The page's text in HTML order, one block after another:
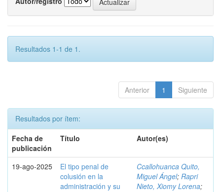
Resultados 1-1 de 1.
Anterior 1 Siguiente
Resultados por ítem:
Fecha de
publicación
Título Autor(es)
19-ago-2025
El tipo penal de
colusión en la
administración y su
Ccallohuanca Quito,
Miguel Ángel; Rapri
Nieto, Xiomy Lorena;